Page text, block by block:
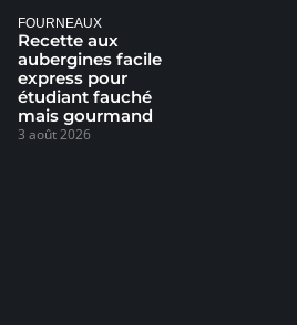
FOURNEAUX
Recette aux
aubergines facile
express pour
étudiant fauché
mais gourmand
3 août 2026